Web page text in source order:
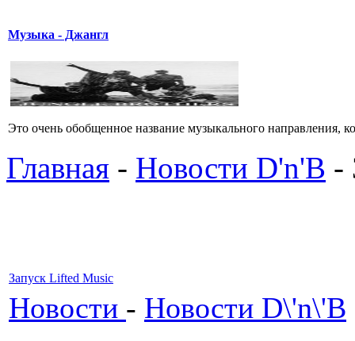
Музыка - Джангл
Это очень обобщенное название музыкального направления,
Главная - Новости D'n'B -
Запуск Lifted Music
Новости - Новости D\'n\'B